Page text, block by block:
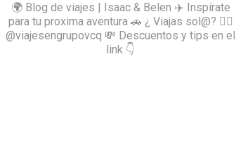
🌍 Blog de viajes | Isaac & Belen ✈️ Inspírate
para tu proxima aventura 🚗 ¿ Viajas sol@? 👉🏻
@viajesengrupovcq 💸 Descuentos y tips en el
link 👇